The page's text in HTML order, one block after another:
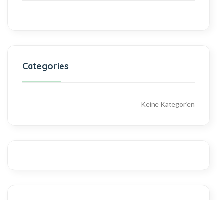
Categories
Keine Kategorien